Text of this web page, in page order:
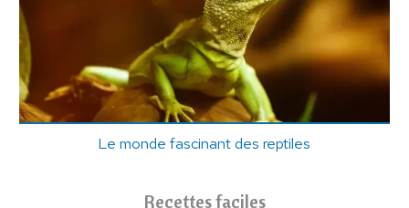
Le monde fascinant des reptiles
Recettes faciles